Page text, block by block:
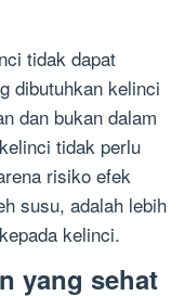
tidak dapat
dibutuhkan kelinci
dan bukan dalam
tidak perlu
risiko efek
susu, adalah lebih
kelinci.
yang sehat